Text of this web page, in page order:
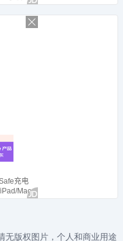
版权图片，个人和商业用途